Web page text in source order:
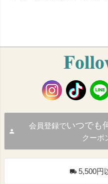
会員登録でいつでも
クーポ
5,500円